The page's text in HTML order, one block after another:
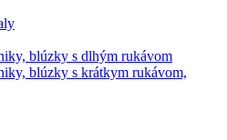
blúzky s dlhým rukávom
blúzky s krátkym rukávom,